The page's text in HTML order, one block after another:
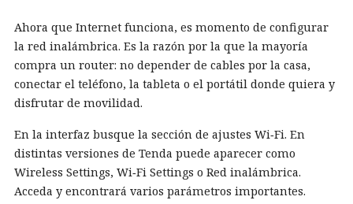
Ahora que Internet funciona, es momento de configurar
la red inalámbrica. Es la razón por la que la mayoría
compra un router: no depender de cables por la casa,
conectar el teléfono, la tableta o el portátil donde quiera y
disfrutar de movilidad.
En la interfaz busque la sección de ajustes Wi‑Fi. En
distintas versiones de Tenda puede aparecer como
Wireless Settings, Wi‑Fi Settings o Red inalámbrica.
Acceda y encontrará varios parámetros importantes.